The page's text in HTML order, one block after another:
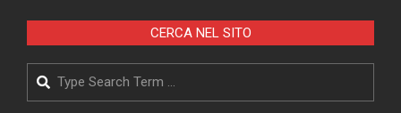
CERCA NEL SITO
Search